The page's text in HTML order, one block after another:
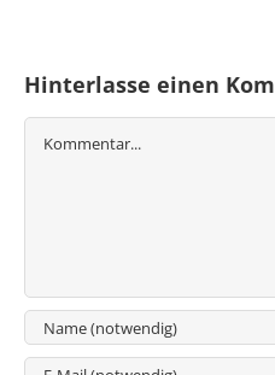
Hinterlasse einen